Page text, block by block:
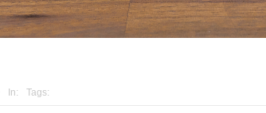
In: Tags: